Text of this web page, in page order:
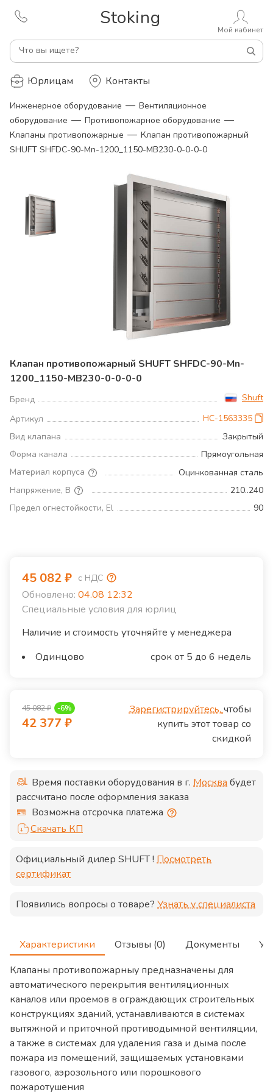
Stoking
Что вы ищете?
Мой кабинет
Юрлицам Контакты
Инженерное оборудование — Вентиляционное
оборудование — Противопожарное оборудование —
Клапаны противопожарные — Клапан противопожарный
SHUFT SHFDC-90-Mn-1200_1150-MB230-0-0-0-0
Клапан противопожарный SHUFT SHFDC-90-Mn-
1200_1150-MB230-0-0-0-0
Бренд
Shuft
Артикул
НС-1563335
Вид клапана
Закрытый
Форма канала
Прямоугольная
Материал корпуса
Оцинкованная сталь
Напряжение, В
210..240
Предел огнестойкости, El
90
45 082₽ с НДС
Обновлено: 04.08 12:32
Специальные условия для юрлиц
Наличие и стоимость уточняйте у менеджера
Одинцово
срок от 5 до 6 недель
45 082₽ -6%
42 377 ₽
Зарегистрируйтесь,чтобы
купить этот товар со
скидкой
Время поставки оборудования в г. Москвабудет
рассчитано после оформления заказа
Возможна отсрочка платежа
Скачать КП
Официальный дилер SHUFT! Посмотреть
сертификат
Появились вопросы о товаре? Узнать у специалиста
Характеристики Отзывы (0) Документы
Клапаны противопожарныу предназначены для
автоматического перекрытия вентиляционных
каналов или проемов в ограждающих строительных
конструкциях зданий, устанавливаются в системах
вытяжной и приточной противодымной вентиляции,
а также в системах для удаления газа и дыма после
пожара из помещений, защищаемых установками
газового, аэрозольного или порошкового
пожаротушения